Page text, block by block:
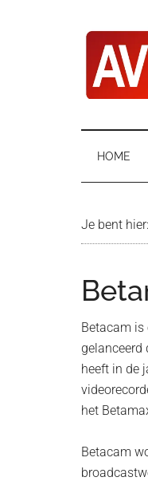
HOME
Je bent hier:
Betacam
gelanceerd
heeft in de
het
Betacam